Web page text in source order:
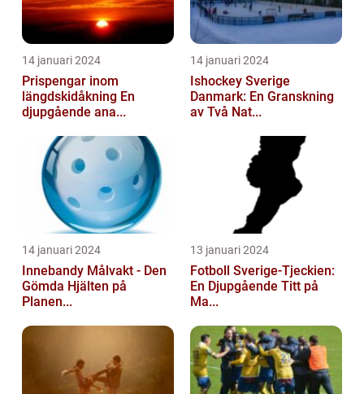
14 januari 2024
Prispengar inom
längdskidåkning En
djupgående ana...
14 januari 2024
Ishockey Sverige
Danmark: En Granskning
av Två Nat...
14 januari 2024
Innebandy Målvakt - Den
Gömda Hjälten på
Planen...
13 januari 2024
Fotboll Sverige-Tjeckien:
En Djupgående Titt på
Ma...